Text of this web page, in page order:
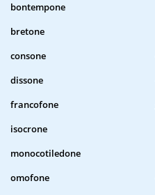
bontempone
bretone
consone
dissone
francofone
isocrone
monocotiledone
omofone